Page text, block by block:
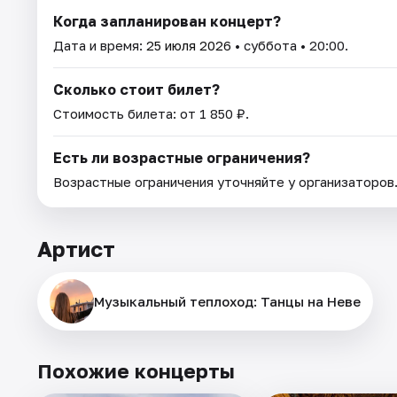
Когда запланирован концерт?
Дата и время: 25 июля 2026 • суббота • 20:00.
Сколько стоит билет?
Стоимость билета: от 1 850 ₽.
Есть ли возрастные ограничения?
Возрастные ограничения уточняйте у организаторов.
Артист
Музыкальный теплоход: Танцы на Неве
Похожие концерты